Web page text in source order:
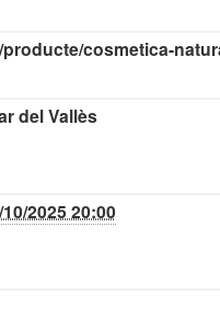
cosmetica-
del Vallès
2025 20:00